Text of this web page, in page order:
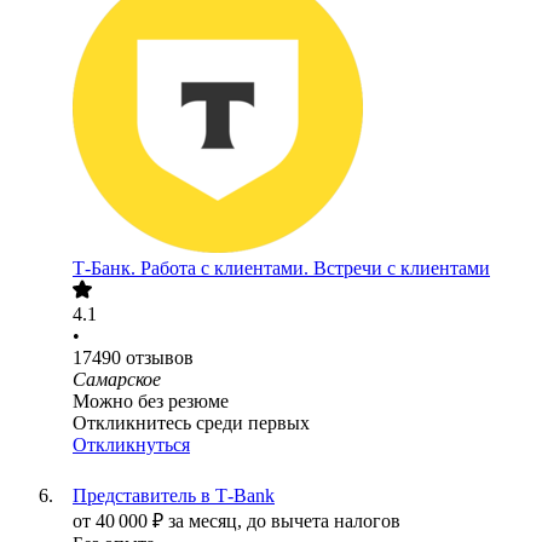
Т-Банк. Работа с клиентами. Встречи с клиентами
4.1
•
17490 отзывов
Самарское
Можно без резюме
Откликнитесь среди первых
Откликнуться
Представитель в Т-Bank
от 40 000 ₽ за месяц, до вычета налогов